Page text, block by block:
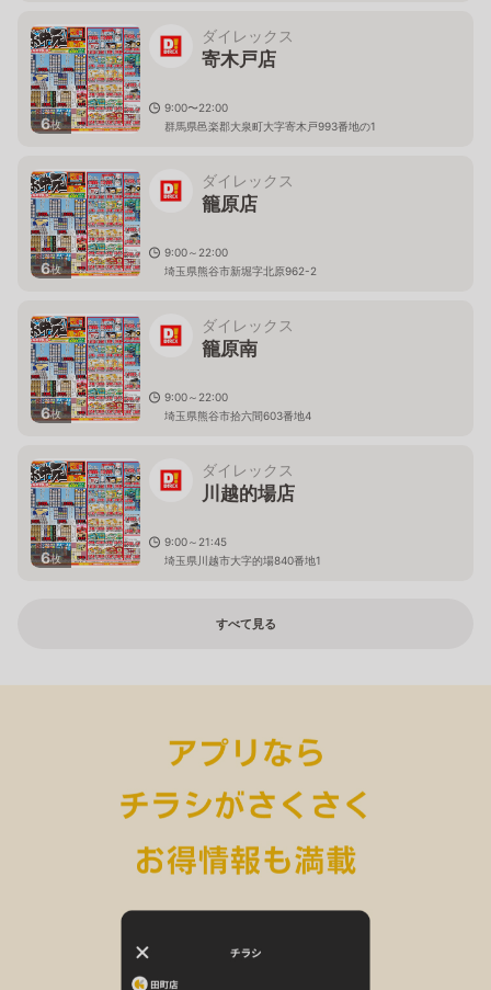
6枚
ダイレックス
寄木戸店
9:00〜22:00
群馬県邑楽郡大泉町大字寄木戸993番地の1
6枚
ダイレックス
籠原店
9:00～22:00
埼玉県熊谷市新堀字北原962-2
6枚
ダイレックス
籠原南
9:00～22:00
埼玉県熊谷市拾六間603番地4
6枚
ダイレックス
川越的場店
9:00～21:45
埼玉県川越市大字的場840番地1
すべて見る